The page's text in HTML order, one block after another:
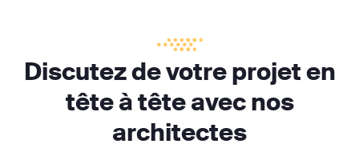
Discutez de votre projet en
tête à tête avec nos
architectes